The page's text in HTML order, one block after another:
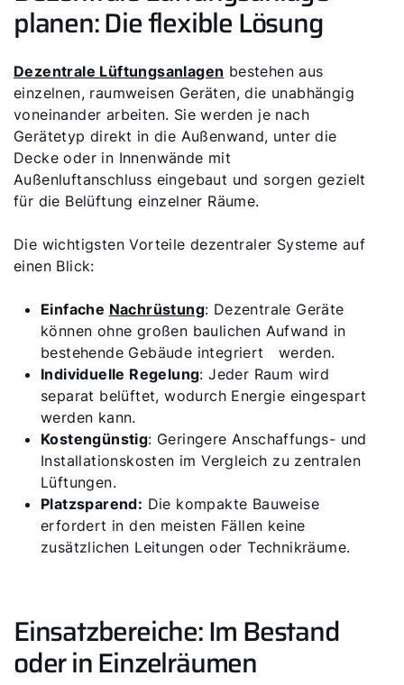
planen: Die flexible Lösung
Dezentrale Lüftungsanlagen bestehen aus
einzelnen, raumweisen Geräten, die unabhängig
voneinander arbeiten. Sie werden je nach
Gerätetyp direkt in die Außenwand, unter die
Decke oder in Innenwände mit
Außenluftanschluss eingebaut und sorgen gezielt
für die Belüftung einzelner Räume.
Die wichtigsten Vorteile dezentraler Systeme auf
einen Blick:
Einfache Nachrüstung: Dezentrale Geräte
können ohne großen baulichen Aufwand in
bestehende Gebäude integriert werden.
Individuelle Regelung: Jeder Raum wird
separat belüftet, wodurch Energie eingespart
werden kann.
Kostengünstig: Geringere Anschaffungs- und
Installationskosten im Vergleich zu zentralen
Lüftungen.
Platzsparend: Die kompakte Bauweise
erfordert in den meisten Fällen keine
zusätzlichen Leitungen oder Technikräume.
Einsatzbereiche: Im Bestand
oder in Einzelräumen
5 Jahre Garantie
Karriere
Privatkunden-Downloads